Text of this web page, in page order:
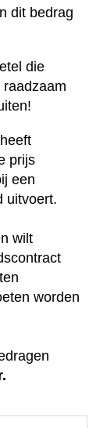
dit bedrag
die
prijs
een
uitvoert.
wilt
worden